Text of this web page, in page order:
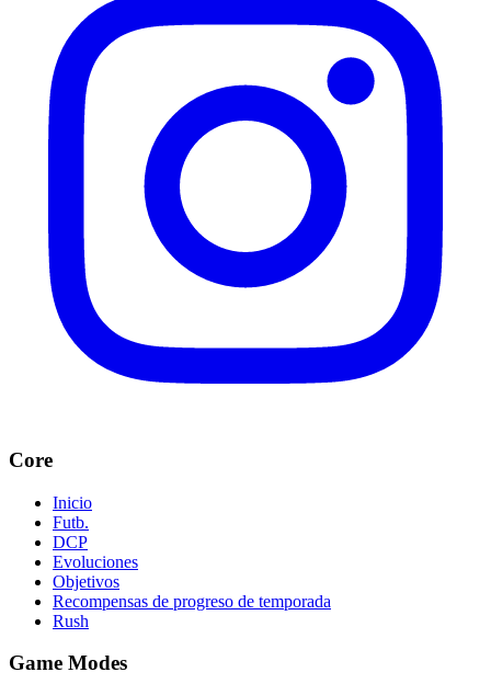
Core
Inicio
Futb.
DCP
Evoluciones
Objetivos
Recompensas de progreso de temporada
Rush
Game Modes